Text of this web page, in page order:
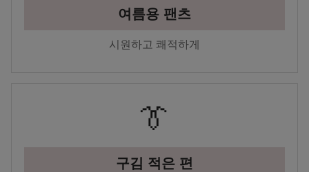
여름용 팬츠
시원하고 쾌적하게
👔
구김 적은 편